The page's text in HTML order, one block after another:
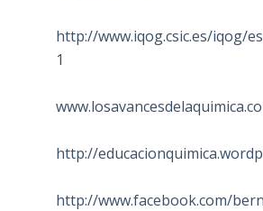
http://www.iqog.csic.es/iqog/
1
http://
http://www.facebook.com/